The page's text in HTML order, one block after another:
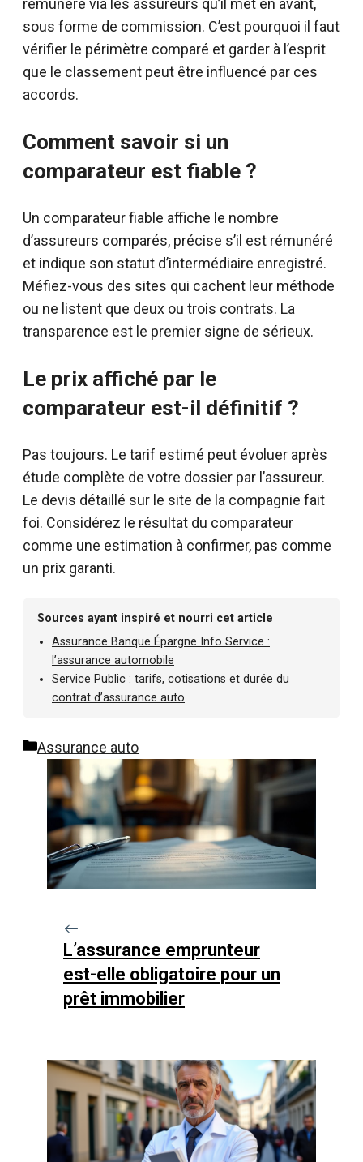
sous forme de commission. C’est pourquoi il faut
vérifier le périmètre comparé et garder à l’esprit
que le classement peut être influencé par ces
accords.
Comment savoir si un
comparateur est fiable ?
Un comparateur fiable affiche le nombre
d’assureurs comparés, précise s’il est rémunéré
et indique son statut d’intermédiaire enregistré.
Méfiez-vous des sites qui cachent leur méthode
ou ne listent que deux ou trois contrats. La
transparence est le premier signe de sérieux.
Le prix affiché par le
comparateur est-il définitif ?
Pas toujours. Le tarif estimé peut évoluer après
étude complète de votre dossier par l’assureur.
Le devis détaillé sur le site de la compagnie fait
foi. Considérez le résultat du comparateur
comme une estimation à confirmer, pas comme
un prix garanti.
Sources ayant inspiré et nourri cet article
Assurance Banque Épargne Info Service :
l’assurance automobile
Service Public : tarifs, cotisations et durée du
contrat d’assurance auto
Catégories
Assurance auto
L’assurance emprunteur
est-elle obligatoire pour un
prêt immobilier